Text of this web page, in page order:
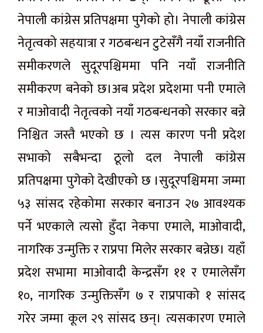
नेपाली कांग्रेस प्रतिपक्षमा पुगेको हो। नेपाली कांग्रेस
नेतृत्वको सहयात्रा र गठबन्धन टुटेसँगै नयाँ राजनीति
समीकरणले सुदूरपश्चिममा पनि नयाँ राजनीति
समीकरण बनेको छ।अब प्रदेश प्रदेशमा पनी एमाले
र माओवादी नेतृत्वको नयाँ गठबन्धनको सरकार बन्ने
निश्चित जस्तै भएको छ । त्यस कारण पनी प्रदेश
सभाको सबैभन्दा ठूलो दल नेपाली कांग्रेस
प्रतिपक्षमा पुगेको देखीएको छ ।सुदूरपश्चिममा जम्मा
५३ सांसद रहेकोमा सरकार बनाउन २७ आवश्यक
पर्ने भएकाले त्यसो हुँदा नेकपा एमाले, माओवादी,
नागरिक उन्मुक्ति र राप्रपा मिलेर सरकार बन्नेछ। यहाँ
प्रदेश सभामा माओवादी केन्द्रसँग ११ र एमालेसँग
१०, नागरिक उन्मुक्तिसँग ७ र राप्रपाको १ सांसद
गरेर जम्मा कूल २९ सांसद छन्। त्यसकारण एमाले